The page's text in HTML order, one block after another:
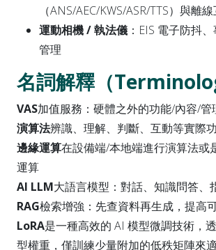
（ANS/AEC/KWS/ASR/TTS）與離
運動相機 / 執法儀 ：EIS 電子防抖
管理
名詞解釋（
VAS加值服務：硬體之外的功能/內容/管
演算法辨識、理解、判斷、互動等實際
邊緣運算在設備端/本地端進行演算法或
運算
AI LLM大語言模型：對話、知識問答、
RAG檢索增強：先查資料再生成，提高
LoRA是一種高效的 AI 模型微調技術，
型權重，僅訓練少量附加的低秩矩陣來